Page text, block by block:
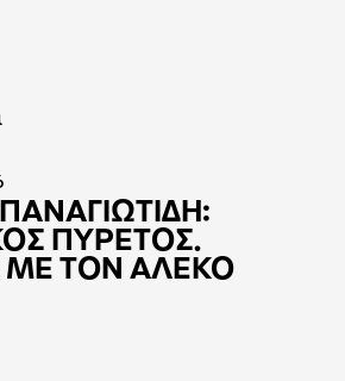
ΠΥΡΕΤΟΣ.
ΜΕ ΤΟΝ ΑΛΕΚΟ